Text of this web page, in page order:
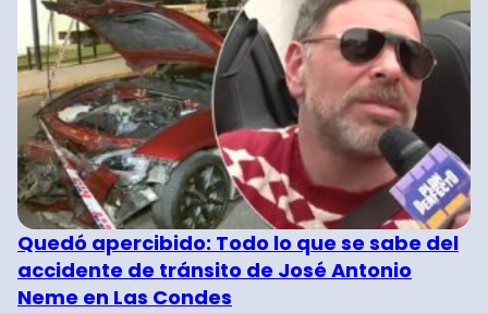
Quedó apercibido: Todo lo que se sabe del
accidente de tránsito de José Antonio
Neme en Las Condes